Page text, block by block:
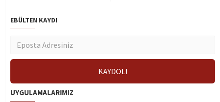
EBÜLTEN KAYDI
UYGULAMALARIMIZ